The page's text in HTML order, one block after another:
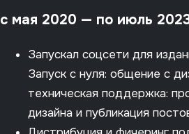
с мая 2020 — по июль
Запускал соцсети для
Запуск с нуля: общение с
техническая поддержка:
дизайна и публикация